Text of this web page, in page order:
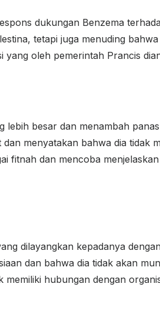
dukungan Benzema
tetapi juga menuding
oleh pemerintah Prancis
besar dan menambah
menyatakan bahwa dia
fitnah dan mencoba
dilayangkan kepadanya
dan bahwa dia tidak akan
hubungan dengan